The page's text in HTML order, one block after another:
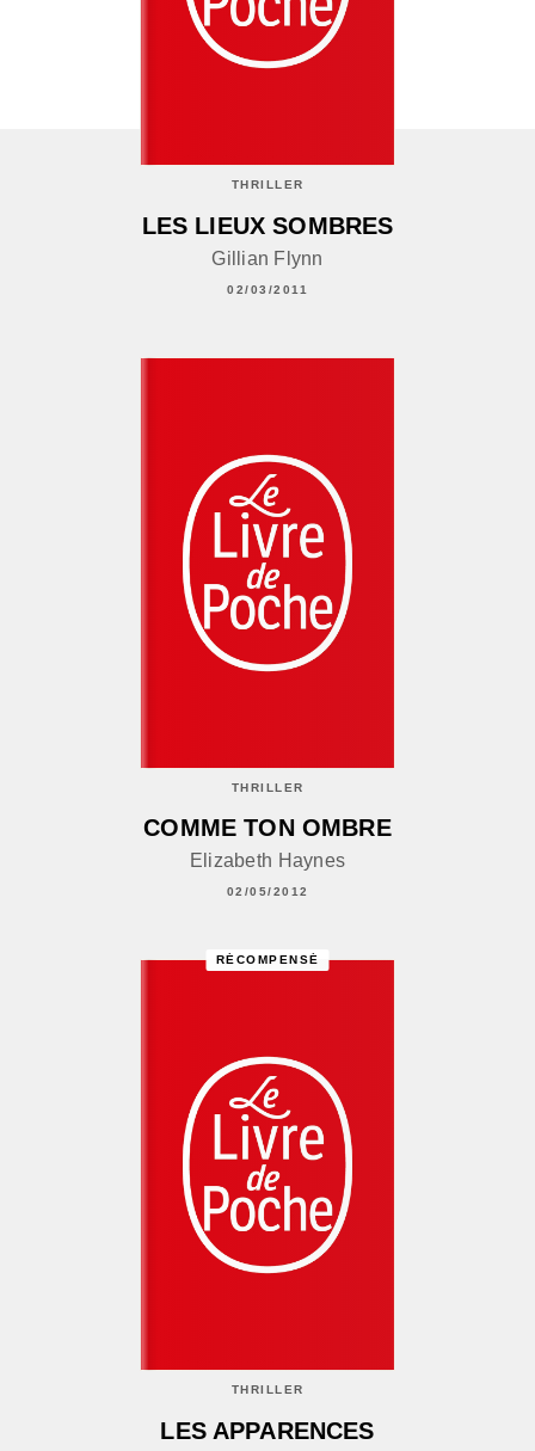
THRILLER
LES LIEUX SOMBRES
Gillian Flynn
02/03/2011
THRILLER
COMME TON OMBRE
Elizabeth Haynes
02/05/2012
RÉCOMPENSÉ
THRILLER
LES APPARENCES